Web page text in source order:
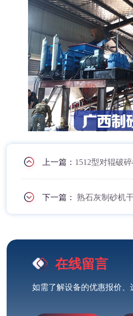
上一篇： 1512型对辊破
下一篇：熟石灰制砂机
在线留言
如需了解设备的优惠报价、